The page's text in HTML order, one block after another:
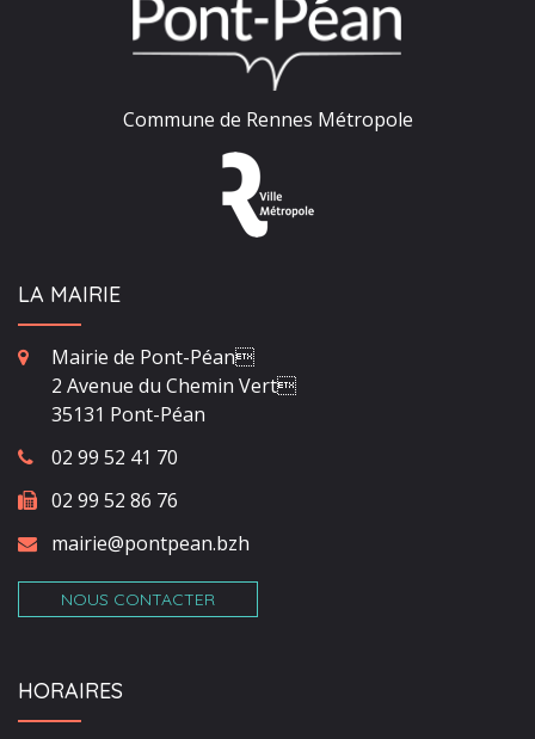
Commune de Rennes Métropole
LA MAIRIE
Mairie de Pont-Péan
2 Avenue du Chemin Vert
35131 Pont-Péan
02 99 52 41 70
02 99 52 86 76
mairie@pontpean.bzh
NOUS CONTACTER
HORAIRES